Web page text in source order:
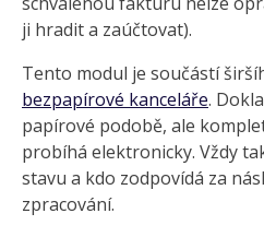
ji hradit a zaúčtovat).
Tento modul je součástí
bezpapírové kanceláře.
papírové podobě, ale
probíhá elektronicky. Vždy
stavu a kdo zodpovídá za
zpracování.